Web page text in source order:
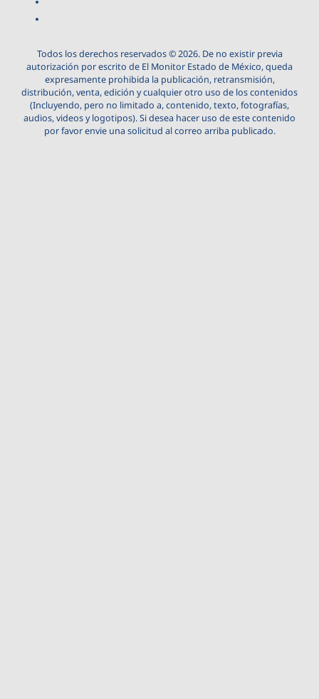
Todos los derechos reservados © 2026. De no existir previa
autorización por escrito de El Monitor Estado de México, queda
expresamente prohibida la publicación, retransmisión,
distribución, venta, edición y cualquier otro uso de los contenidos
(Incluyendo, pero no limitado a, contenido, texto, fotografías,
audios, videos y logotipos). Si desea hacer uso de este contenido
por favor envie una solicitud al correo arriba publicado.